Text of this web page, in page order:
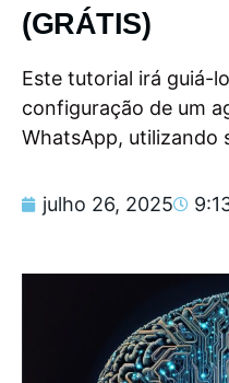
(GRÁTIS)
Este tutorial irá guiá-
configuração de um
WhatsApp, utilizando
julho 26, 2025